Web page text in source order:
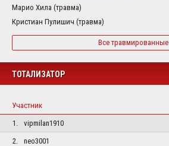
Марио Хила (травма)
Кристиан Пулишич (травма)
Все травмированные
ТОТАЛИЗАТОР
Участник
1.
vipmilan1910
2.
neo3001